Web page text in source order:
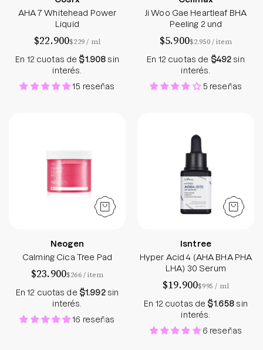
AHA 7 Whitehead Power
Liquid
$22.900$229/ por
ml
En 12 cuotas de $1.908sin
interés.
15 reseñas
Ji Woo Gae Heartleaf BHA
Peeling 2 und
$5.900$2.950/por
item
En 12 cuotas de $492sin
interés.
5 reseñas
Neogen
Calming Cica Tree Pad
$23.900$266/por
item
En 12 cuotas de $1.992sin
interés.
16 reseñas
Isntree
Hyper Acid 4 (AHA BHA PHA
LHA) 30 Serum
$19.900$995/ por
ml
En 12 cuotas de $1.658sin
interés.
6 reseñas